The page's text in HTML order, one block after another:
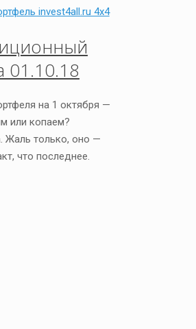
01.10.18
на 1 октября —
или копаем?
Жаль только, оно —
что последнее.